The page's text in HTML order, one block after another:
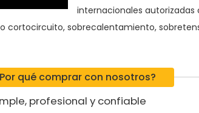
internacionales autorizadas
sobrecalentamiento,
qué comprar con nosotros?
profesional y confiable